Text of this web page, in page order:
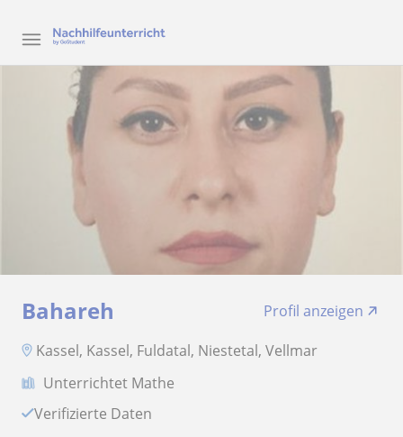
Bahareh
Profil anzeigen
Kassel, Kassel, Fuldatal, Niestetal, Vellmar
Unterrichtet Mathe
Verifizierte Daten